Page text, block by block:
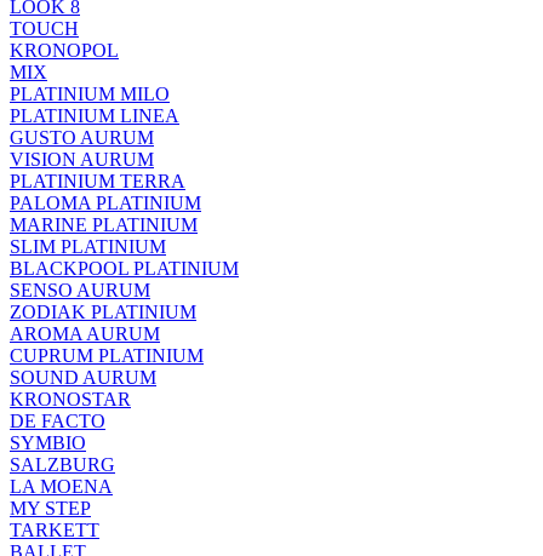
LOOK 8
TOUCH
KRONOPOL
MIX
PLATINIUM MILO
PLATINIUM LINEA
GUSTO AURUM
VISION AURUM
PLATINIUM TERRA
PALOMA PLATINIUM
MARINE PLATINIUM
SLIM PLATINIUM
BLACKPOOL PLATINIUM
SENSO AURUM
ZODIAK PLATINIUM
AROMA AURUM
CUPRUM PLATINIUM
SOUND AURUM
KRONOSTAR
DE FACTO
SYMBIO
SALZBURG
LA MOENA
MY STEP
TARKETT
BALLET